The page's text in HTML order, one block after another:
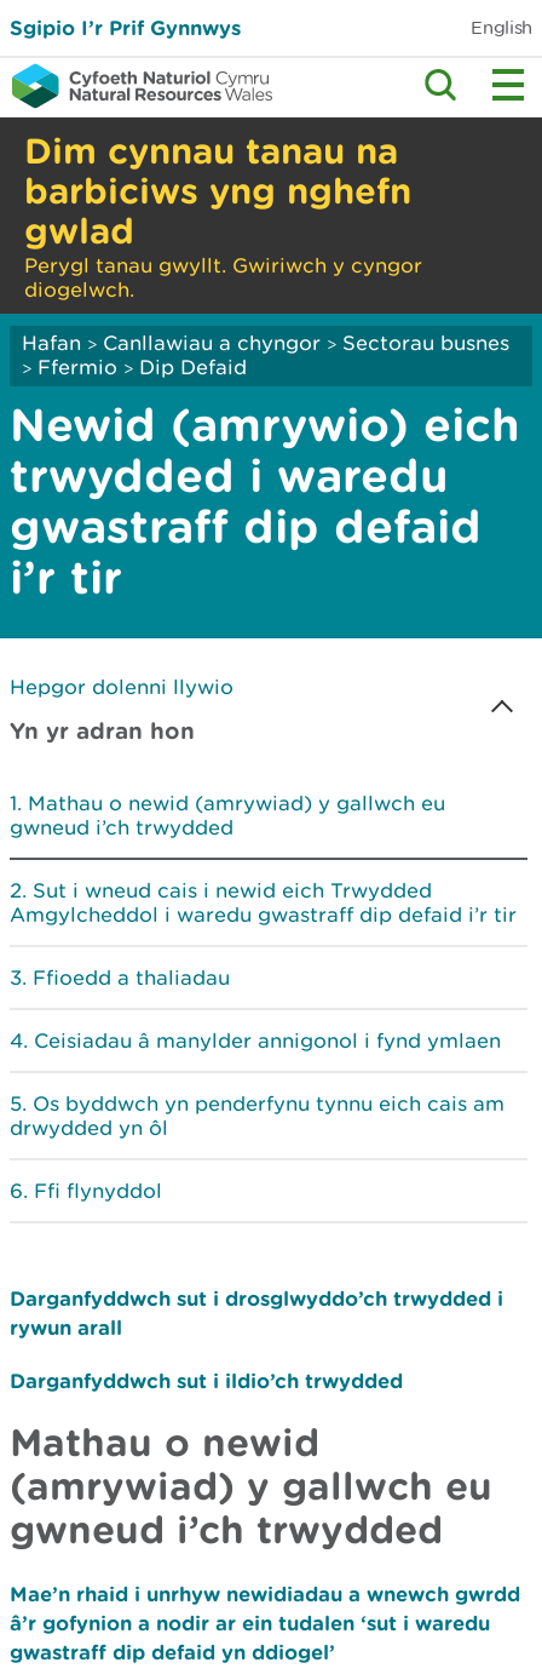
Sgipio I’r Prif Gynnwys English
Dim cynnau tanau na
barbiciws yng nghefn
gwlad
Perygl tanau gwyllt. Gwiriwch y cyngor
diogelwch.
Hafan > Canllawiau a chyngor > Sectorau busnes
> Ffermio > Dip Defaid
Newid (amrywio) eich
trwydded i waredu
gwastraff dip defaid
i’r tir
Hepgor dolenni llywio
Yn yr adran hon
Mathau o newid (amrywiad) y gallwch eu
gwneud i’ch trwydded
Sut i wneud cais i newid eich Trwydded
Amgylcheddol i waredu gwastraff dip defaid i’r tir
Ffioedd a thaliadau
Ceisiadau â manylder annigonol i fynd ymlaen
Os byddwch yn penderfynu tynnu eich cais am
drwydded yn ôl
Ffi flynyddol
Darganfyddwch sut i drosglwyddo’ch trwydded i
rywun arall
Darganfyddwch sut i ildio’ch trwydded
Mathau o newid
(amrywiad) y gallwch eu
gwneud i’ch trwydded
Mae’n rhaid i unrhyw newidiadau a wnewch gwrdd
â’r gofynion a nodir ar ein tudalen ‘sut i waredu
gwastraff dip defaid yn ddiogel’